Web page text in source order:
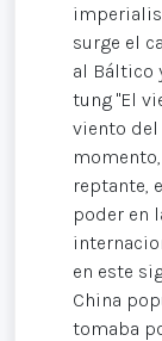
surge el
al Báltico
tung "El
viento del
reptante,
poder en
en este
China
tomaba